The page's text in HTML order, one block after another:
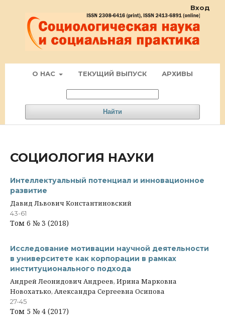
О НАС ТЕКУЩИЙ ВЫПУСК АРХИВЫ
Найти
Вход
СОЦИОЛОГИЯ НАУКИ
Интеллектуальный потенциал и инновационное
развитие
Давид Львович Константиновский
43-61
Том 6 № 3 (2018)
Исследование мотивации научной деятельности
в университете как корпорации в рамках
институционального подхода
Андрей Леонидович Андреев, Ирина Марковна
Новохатько, Александра Сергеевна Осипова
27-45
Том 5 № 4 (2017)